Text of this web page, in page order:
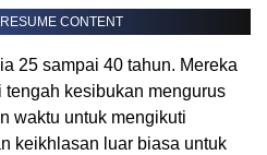
CONTENT
25 sampai 40 tahun. Mereka
kesibukan mengurus
waktu untuk mengikuti
keikhlasan luar biasa untuk